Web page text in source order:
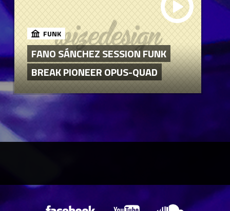
FUNK
FANO SÁNCHEZ SESSION FUNK
BREAK PIONEER OPUS-QUAD